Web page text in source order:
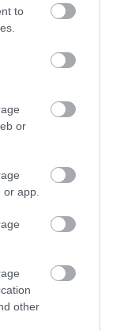
to
or
app.
other
Media
Κρατήσεων &
Airbnb